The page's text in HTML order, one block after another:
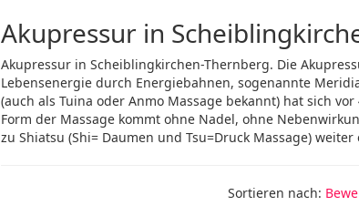
Akupressur in
Akupressur in Scheiblingkirchen-Thernberg. Die
Lebensenergie durch Energiebahnen, sogenannte
(auch als Tuina oder Anmo Massage bekannt) hat sich
Form der Massage kommt ohne Nadel, ohne
zu Shiatsu (Shi= Daumen und Tsu=Druck Massage) weiter
Sortieren nach: